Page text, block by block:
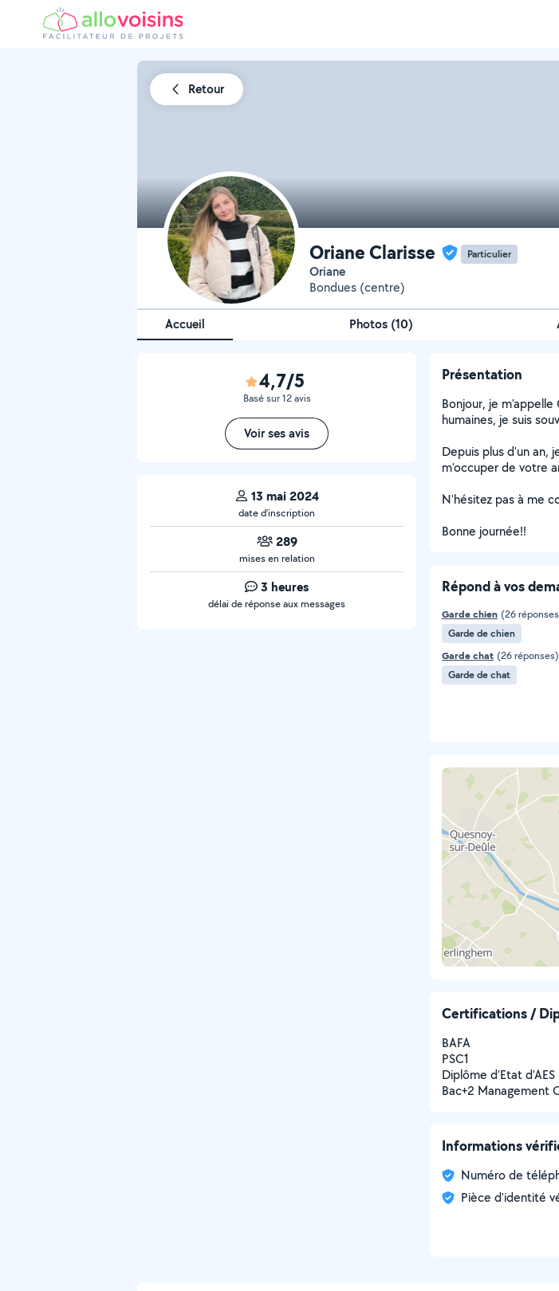
Retour
Oriane Clarisse Particulier
Oriane
Bondues (centre)
Accueil Photos (10)
4,7/5
Basé sur 12 avis
Voir ses avis
13 mai 2024
date d’inscription
289
mises en relation
3 heures
délai de réponse aux messages
Présentation
Bonjour, je
humaines, je suis
Depuis plus d'un an,
m'occuper de votre
N'hésitez pas à me
Bonne journée!!
Répond à vos
Garde chien (26
Garde de chien
Garde chat (26 réponses)
Garde de chat
Certifications /
BAFA
PSC1
Diplôme d’Etat d’AES
Bac+2 Management
Informations
Numéro de
Pièce d'identité